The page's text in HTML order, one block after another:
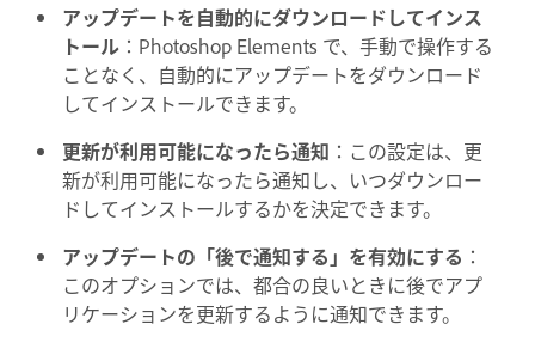
アップデートを自動的にダウンロードしてインス
トール ：Photoshop Elements で、手動で操作する
ことなく、自動的にアップデートをダウンロード
してインストールできます。
更新が利用可能になったら通知 ：この設定は、更
新が利用可能になったら通知し、いつダウンロー
ドしてインストールするかを決定できます。
アップデートの「後で通知する」を有効にする ：
このオプションでは、都合の良いときに後でアプ
リケーションを更新するように通知できます。